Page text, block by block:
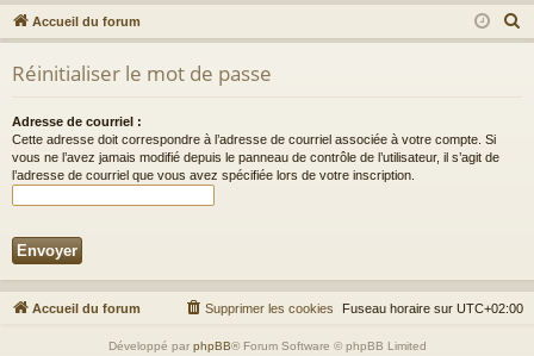
co
ur
ci
s
u
m
s
ne
xi
cri
pti
Accueil du forum
e
Réinitialiser le mot de passe
Adresse de courriel :
Cette adresse doit correspondre à l’adresse de courriel associée à votre compte. Si
vous ne l’avez jamais modifié depuis le panneau de contrôle de l’utilisateur, il s’agit de
l’adresse de courriel que vous avez spécifiée lors de votre inscription.
Accueil du forum Fuseau horaire sur UTC+02:00
Supprimer les cookies
Développé par phpBB® Forum Software © phpBB Limited